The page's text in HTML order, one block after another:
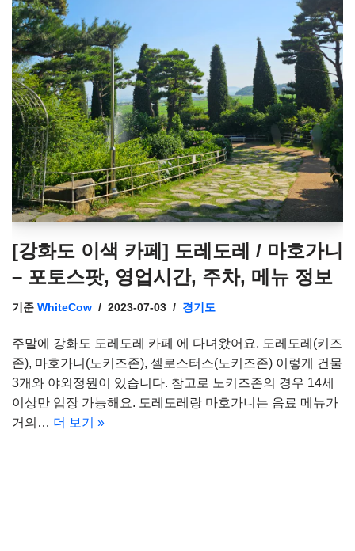
[강화도 이색 카페] 도레도레 / 마호가니
– 포토스팟, 영업시간, 주차, 메뉴 정보
기준 WhiteCow 2023-07-03 경기도
주말에 강화도 도레도레 카페 에 다녀왔어요. 도레도레(키즈
존), 마호가니(노키즈존), 셀로스터스(노키즈존) 이렇게 건물
3개와 야외정원이 있습니다. 참고로 노키즈존의 경우 14세
이상만 입장 가능해요. 도레도레랑 마호가니는 음료 메뉴가
거의… 더 보기 »